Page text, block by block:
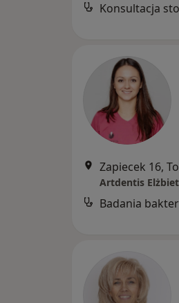
Konsultacja
Zapiecek 16,
Artdentis
Badania